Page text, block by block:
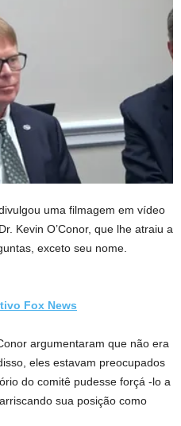
uma filmagem em vídeo
Kevin O’Conor, que lhe atraiu a
exceto seu nome.
Fox News
argumentaram que não era
eles estavam preocupados
do comitê pudesse forçá -lo a
sua posição como